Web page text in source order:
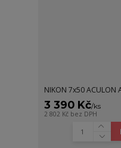
NIKON 7x50 ACULON
3 390 Kč/ks
2 802 Kč bez DPH